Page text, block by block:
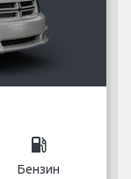
local_gas_station
Бензин